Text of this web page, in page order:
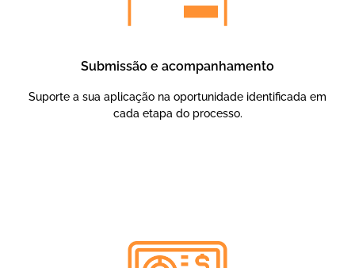
Submissão e acompanhamento
Suporte a sua aplicação na oportunidade identificada em
cada etapa do processo.